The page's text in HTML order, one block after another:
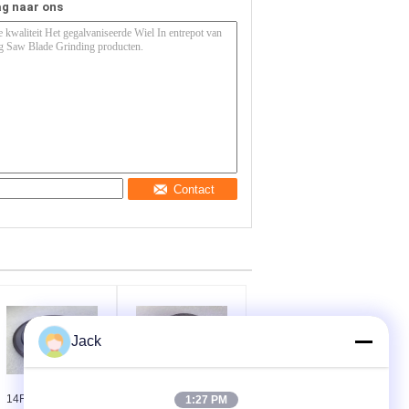
naar ons
Contact
14F1 Harsdiamant Geelektroplateerd
Jack
1:27 PM